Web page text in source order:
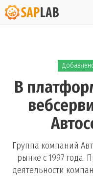
В
Группа компаний
рынке с 1997 года.
деятельности